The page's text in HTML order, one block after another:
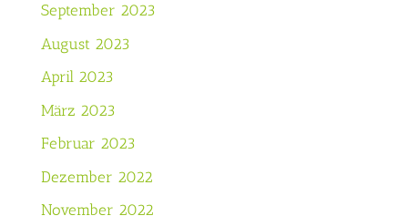
September 2023
August 2023
April 2023
März 2023
Februar 2023
Dezember 2022
November 2022